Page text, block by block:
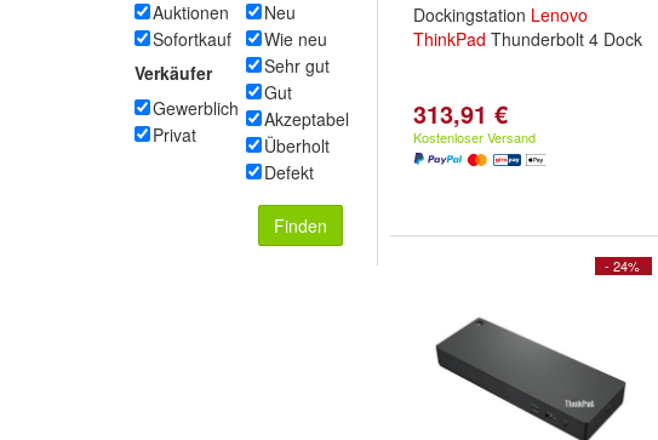
Auktionen
Sofortkauf
Verkäufer
Gewerblich
Privat
Neu
Wie neu
Sehr gut
Gut
Akzeptabel
Überholt
Defekt
Finden
Dockingstation Lenovo
ThinkPad Thunderbolt 4 Dock
313,91 €
Kostenloser Versand
- 24%